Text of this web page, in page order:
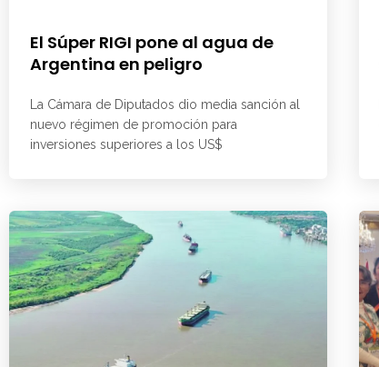
El Súper RIGI pone al agua de
Argentina en peligro
La Cámara de Diputados dio media sanción al
nuevo régimen de promoción para
inversiones superiores a los US$